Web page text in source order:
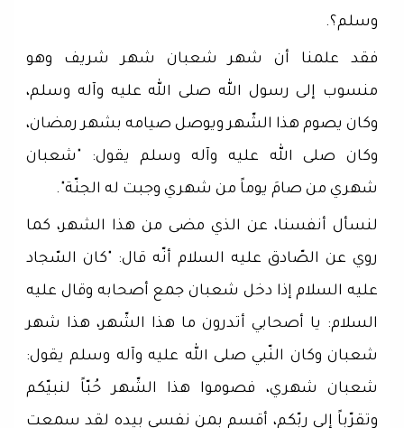
وسلم؟.
فقد علمنا أن شهر شعبان شهر شريف وهو
منسوب إلى رسول الله صلى الله عليه وآله وسلم،
وكان يصوم هذا الشّهر ويوصل صيامه بشهر رمضان،
وكان صلى الله عليه وآله وسلم يقول: "شعبان
شهري من صامَ يوماً من شهري وجبت له الجنّة".
لنسأل أنفسنا، عن الذي مضى من هذا الشهر، كما
روي عن الصّادق عليه السلام أنّه قال: "كان السّجاد
عليه السلام إذا دخل شعبان جمع أصحابه وقال عليه
السلام: يا أصحابي أتدرون ما هذا الشّهر، هذا شهر
شعبان وكان النّبي صلى الله عليه وآله وسلم يقول:
شعبان شهري، فصوموا هذا الشّهر حُبّاً لنبيّكم
وتقرّباً إلى ربّكم، أقسم بمن نفسي بيده لقد سمعت